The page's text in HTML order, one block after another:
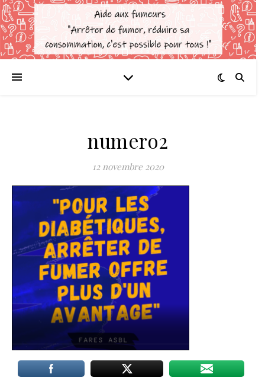
numero2
12 novembre 2020